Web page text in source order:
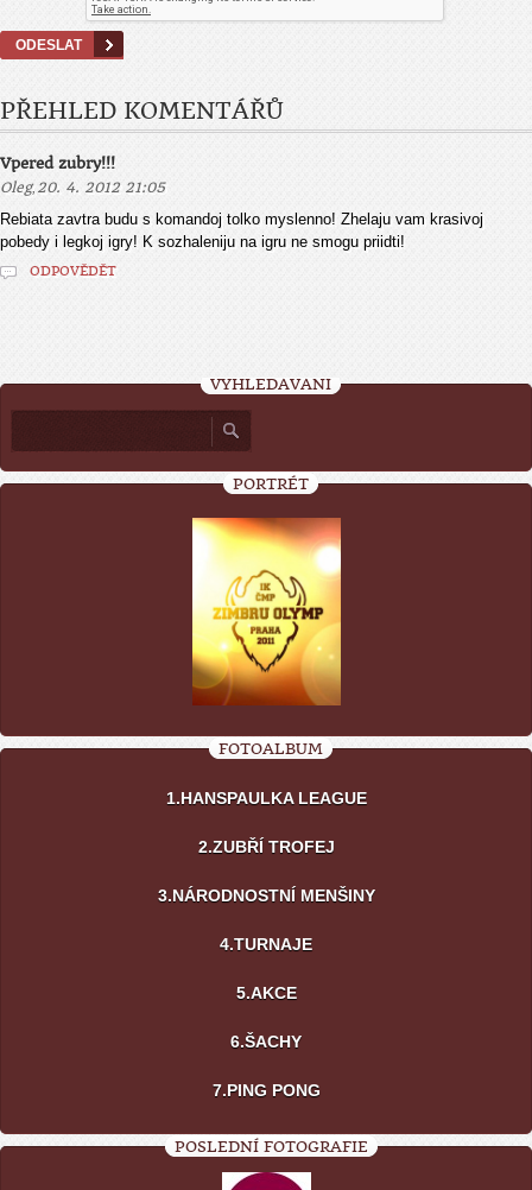
PŘEHLED KOMENTÁŘŮ
Vpered zubry!!!
Oleg, 20. 4. 2012 21:05
Rebiata zavtra budu s komandoj tolko myslenno! Zhelaju vam krasivoj
pobedy i legkoj igry! K sozhaleniju na igru ne smogu priidti!
ODPOVĚDĚT
VYHLEDÁVÁNÍ
PORTRÉT
FOTOALBUM
1.HANSPAULKA LEAGUE
2.ZUBŘÍ TROFEJ
3.NÁRODNOSTNÍ MENŠINY
4.TURNAJE
5.AKCE
6.ŠACHY
7.PING PONG
POSLEDNÍ FOTOGRAFIE